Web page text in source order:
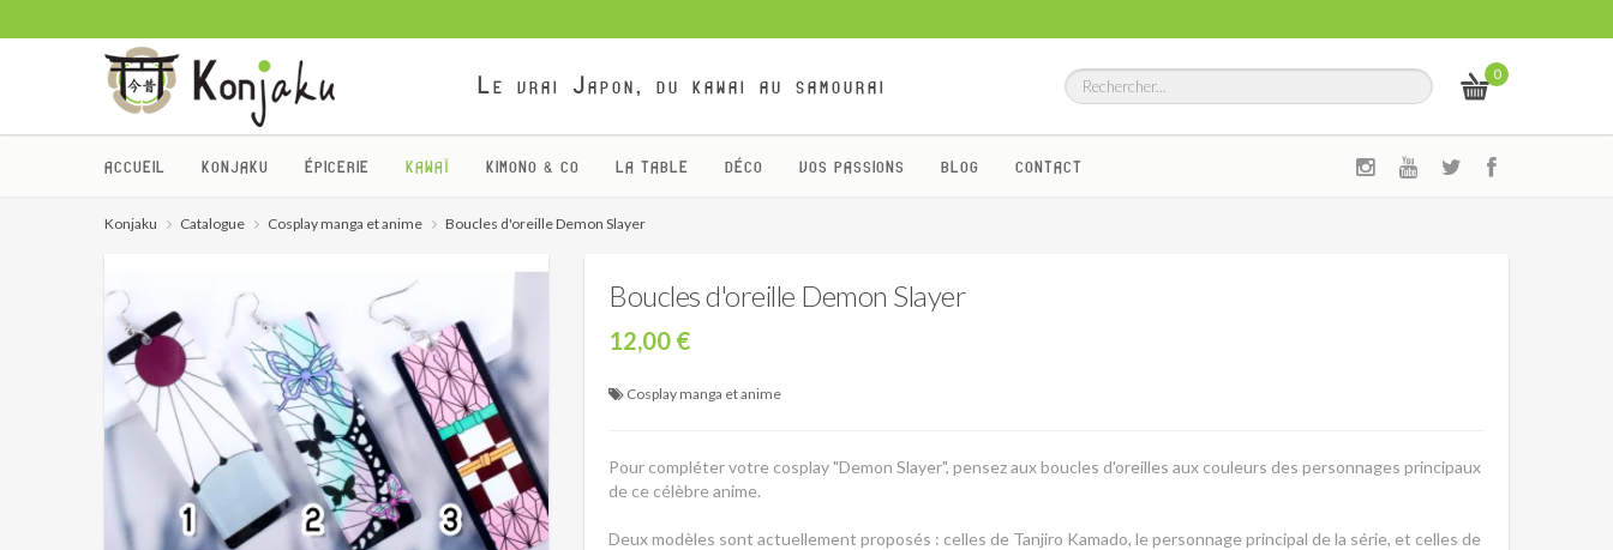
Le vrai Japon, du kawai au samourai 0
ACCUEIL KONJAKU ÉPICERIE KAWAÏ KIMONO & CO LA TABLE DÉCO VOS PASSIONS BLOG CONTACT
Konjaku Catalogue Cosplay manga et anime Boucles d'oreille Demon Slayer
Boucles d'oreille Demon Slayer
12,00 €
Cosplay manga et anime
Pour compléter votre cosplay "Demon Slayer", pensez aux boucles d'oreilles aux couleurs des personnages principaux
de ce célèbre anime.
Deux modèles sont actuellement proposés : celles de Tanjiro Kamado, le personnage principal de la série, et celles de